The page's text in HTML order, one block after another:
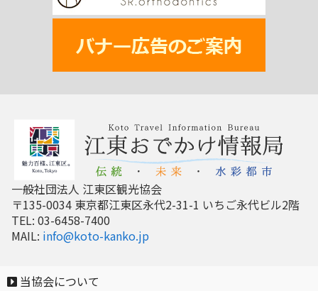
一般社団法人 江東区観光協会
〒135-0034 東京都江東区永代2-31-1 いちご永代ビル2階
TEL: 03-6458-7400
MAIL: info@koto-kanko.jp
当協会について